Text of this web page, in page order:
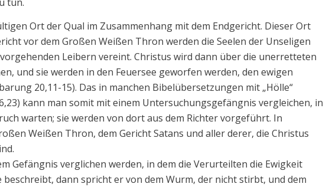
Ort der Qual im Zusammenhang mit dem Endgericht. Dieser Ort
vor dem Großen Weißen Thron werden die Seelen der Unseligen
Leibern vereint. Christus wird dann über die unerretteten
und sie werden in den Feuersee geworfen werden, den ewigen
20,11-15). Das in manchen Bibelübersetzungen mit „Hölle“
kann man somit mit einem Untersuchungsgefängnis vergleichen, in
warten; sie werden von dort aus dem Richter vorgeführt. In
Weißen Thron, dem Gericht Satans und aller derer, die Christus
Gefängnis verglichen werden, in dem die Verurteilten die Ewigkeit
dann spricht er von dem Wurm, der nicht stirbt, und dem